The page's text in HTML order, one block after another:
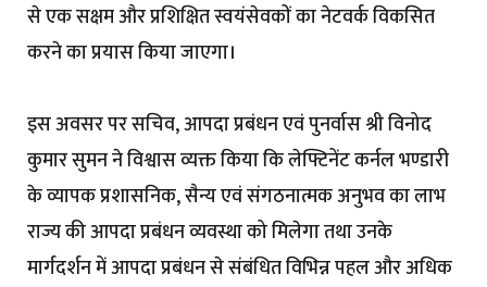
से एक सक्षम और प्रशिक्षित स्वयंसेवकों का नेटवर्क विकसित
करने का प्रयास किया जाएगा।
इस अवसर पर सचिव, आपदा प्रबंधन एवं पुनर्वास श्री विनोद
कुमार सुमन ने विश्वास व्यक्त किया कि लेफ्टिनेंट कर्नल भण्डारी
के व्यापक प्रशासनिक, सैन्य एवं संगठनात्मक अनुभव का लाभ
राज्य की आपदा प्रबंधन व्यवस्था को मिलेगा तथा उनके
मार्गदर्शन में आपदा प्रबंधन से संबंधित विभिन्न पहल और अधिक